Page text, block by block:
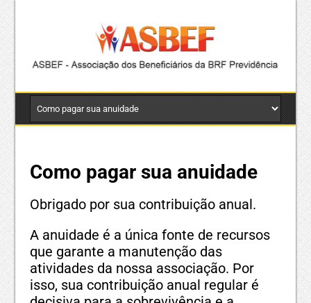
Como pagar sua anuidade
Obrigado por sua contribuição anual.
A anuidade é a única fonte de recursos
que garante a manutenção das
atividades da nossa associação. Por
isso, sua contribuição anual regular é